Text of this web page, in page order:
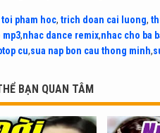
toi pham hoc, trich doan cai luong,
mp3,nhac dance remix,nhac cho ba
cu,sua nap bon cau thong minh,
BẠN QUAN TÂM